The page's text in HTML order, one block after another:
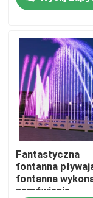
Skontaktuj się
Poprosić o
pływająca
Fontany jeziora
muzyczna
Fantastyczna
fontanna
fontanna
zamówienie